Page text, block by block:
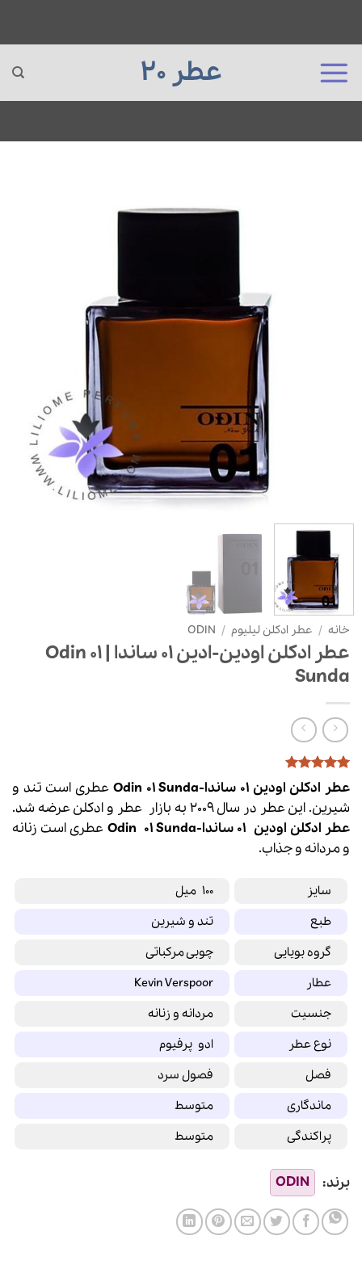
عطر 20
خانه / عطر ادکلن لیلیوم /
ODIN
عطر ادکلن اودین-ادین 01 ساندا | Odin 01
Sunda
امتیازدهی
از 5 در
امتیازدهی
مشتری
عطر ادکلن اودین 01 ساندا-Odin 01 Sunda
عطری است تند و
شیرین. این عطر در سال 2009 به بازار
عطر و ادکلنعرضه شد.
عطر ادکلن اودین Odin 01 Sunda
عطری است زنانه
و مردانه و جذاب.
سایز
100 میل
طبع
تند و شیرین
گروه بویایی
چوبی مرکباتی
عطار
Kevin Verspoor
جنسیت
مردانه و زنانه
نوع عطر
ادو پرفیوم
فصل
فصول سرد
ماندگاری
متوسط
پراکندگی
متوسط